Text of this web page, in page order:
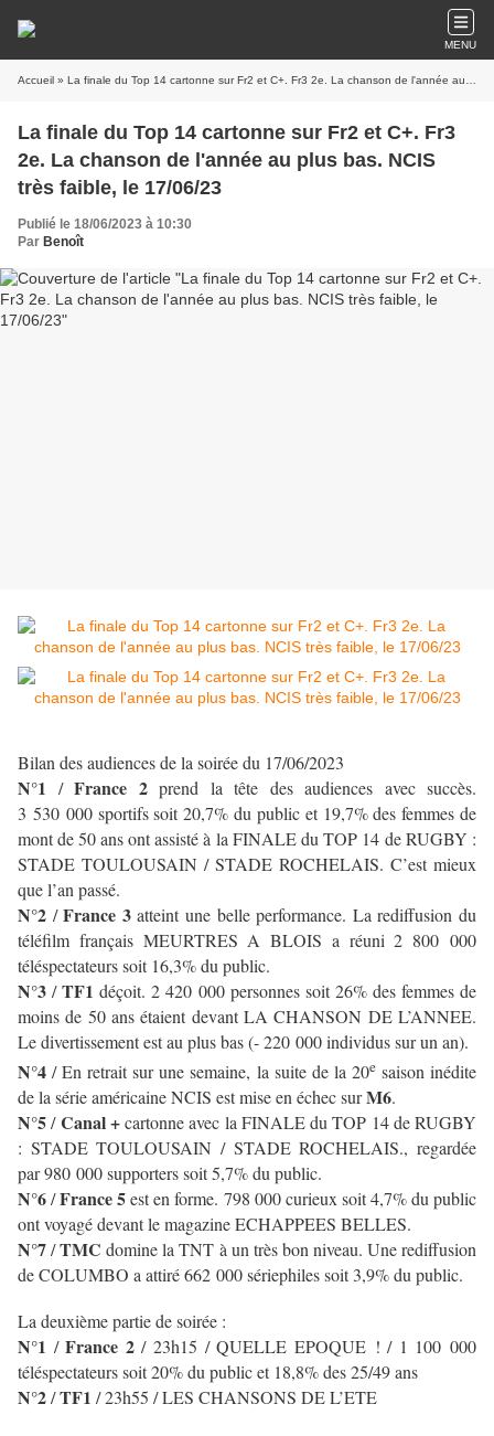
MENU
Accueil » La finale du Top 14 cartonne sur Fr2 et C+. Fr3 2e. La chanson de l'année au plus bas. NCIS très faible, le 17/06/23
La finale du Top 14 cartonne sur Fr2 et C+. Fr3
2e. La chanson de l'année au plus bas. NCIS
très faible, le 17/06/23
Publié le 18/06/2023 à 10:30
Par Benoît
Bilan des audiences de la soirée du 17/06/2023
N°1 / France 2 prend la tête des audiences avec succès.
3 530 000 sportifs soit 20,7% du public et 19,7% des femmes de
mont de 50 ans ont assisté à la FINALE du TOP 14 de RUGBY :
STADE TOULOUSAIN / STADE ROCHELAIS. C’est mieux
que l’an passé.
N°2 /France 3atteint une belle performance. La rediffusion du
téléfilm français MEURTRES A BLOIS a réuni 2 800 000
téléspectateurs soit 16,3% du public.
N°3 /TF1 déçoit. 2 420 000 personnes soit 26% des femmes de
moins de 50 ans étaient devant LA CHANSON DE L’ANNEE.
Le divertissement est au plus bas (- 220 000 individus sur un an).
N°4 / En retrait sur une semaine, la suite de la 20esaison inédite
de la série américaine NCIS est mise en échec surM6.
N°5/Canal +cartonne avec la FINALE du TOP 14 de RUGBY
: STADE TOULOUSAIN / STADE ROCHELAIS., regardée
par 980 000 supporters soit 5,7% du public.
N°6/France 5est en forme. 798 000 curieux soit 4,7% du public
ont voyagé devant le magazine ECHAPPEES BELLES.
N°7/TMC domine la TNT à un très bon niveau. Une rediffusion
de COLUMBO a attiré 662 000 sériephiles soit 3,9% du public.
La deuxième partie de soirée :
N°1 /France 2/ 23h15 / QUELLE EPOQUE ! / 1 100 000
téléspectateurs soit 20% du public et 18,8% des 25/49 ans
N°2/TF1 / 23h55 / LES CHANSONS DE L’ETE